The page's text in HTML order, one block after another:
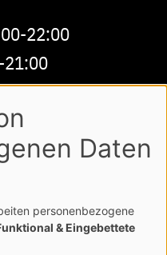
22:00
18:00
IMPRESSUM
GMBH
Daten
personenbezogene
& Eingebettete